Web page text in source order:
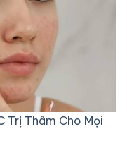
Trị Thâm Cho Mọi